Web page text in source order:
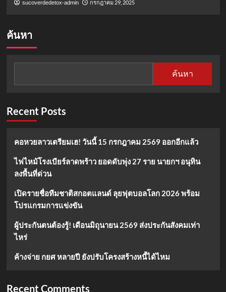
sucoverdedetox-admin กรกฎาคม 29, 2025
ค้นหา
ค้นหา
Recent Posts
คอหวยลาวเตรียมเฮ! วันนี้ 15 กรกฎาคม 2569 ออกอีกแล้ว
ไฟไหม้โรงเบียร์ลาดพร้าว ยอดดับพุ่ง 27 ราย นายกฯ อนุทิน
ลงพื้นที่ด่วน
เปิดรายชื่อทีมชาติสกอตแลนด์ ลุยฟุตบอลโลก 2026 พร้อม
โปรแกรมการแข่งขัน
ผู้ประกันตนต้องรู้! เดือนมิถุนายน 2569 ส่งประกันสังคมเท่า
ไหร่
ค้างจ่าย กยศ หลายปี ยังปรับโครงสร้างหนี้ได้ไหม
Recent Comments